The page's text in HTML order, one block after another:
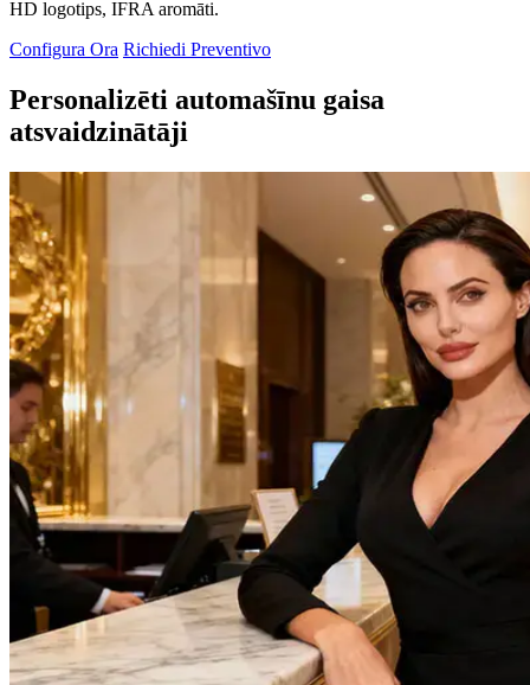
HD logotips, IFRA aromāti.
Configura Ora Richiedi Preventivo
Personalizēti automašīnu gaisa
atsvaidzinātāji